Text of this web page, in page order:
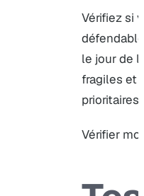
Vérifiez si
le jour de
fragiles et
prioritaires
Vérifier